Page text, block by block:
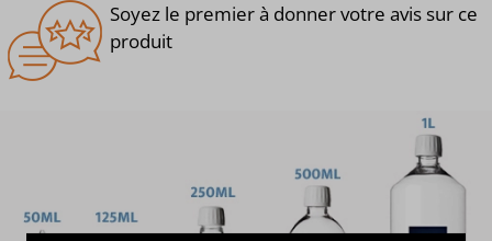
Soyez le premier à donner votre avis sur ce
produit